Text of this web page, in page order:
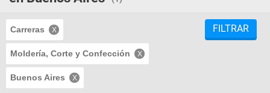
Carreras
Moldería, Corte y Confección
Buenos Aires
FILTRAR